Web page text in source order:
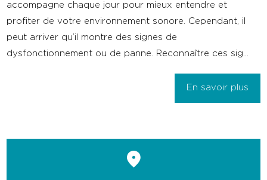
accompagne chaque jour pour mieux entendre et
profiter de votre environnement sonore. Cependant, il
peut arriver qu’il montre des signes de
dysfonctionnement ou de panne. Reconnaître ces sig...
En savoir plus